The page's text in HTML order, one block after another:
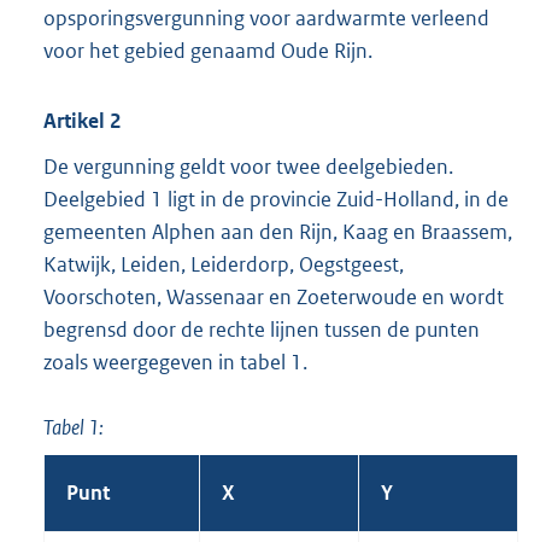
opsporingsvergunning voor aardwarmte verleend
voor het gebied genaamd Oude Rijn.
Artikel 2
De vergunning geldt voor twee deelgebieden.
Deelgebied 1 ligt in de provincie Zuid-Holland, in de
gemeenten Alphen aan den Rijn, Kaag en Braassem,
Katwijk, Leiden, Leiderdorp, Oegstgeest,
Voorschoten, Wassenaar en Zoeterwoude en wordt
begrensd door de rechte lijnen tussen de punten
zoals weergegeven in tabel 1.
Tabel 1:
Punt X Y